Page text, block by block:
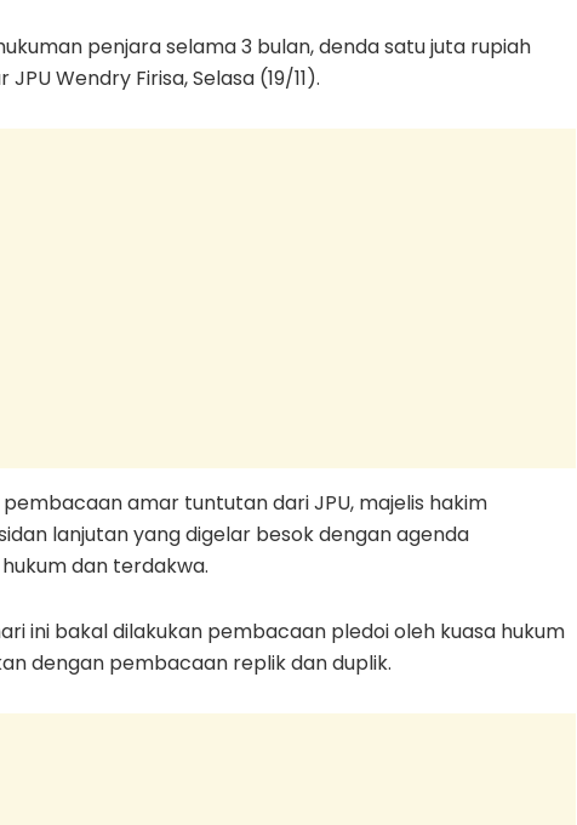
penjara selama 3 bulan, denda satu juta rupiah
Wendry Firisa, Selasa (19/11).
amar tuntutan dari JPU, majelis hakim
lanjutan yang digelar besok dengan agenda
dan terdakwa.
ini bakal dilakukan pembacaan pledoi oleh kuasa hukum
dengan pembacaan replik dan duplik.